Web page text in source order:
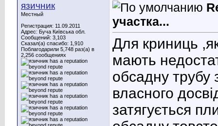
язичник
Местный
Регистрация: 11.09.2011
Адрес: Буча Київська обл.
Сообщений: 3,103
Сказал(а) спасибо: 1,910
Поблагодарили 5,748 раз(а) в
2,256 сообщениях
участка...
Для криниць
мають
обсадну трубу
власного
затягується